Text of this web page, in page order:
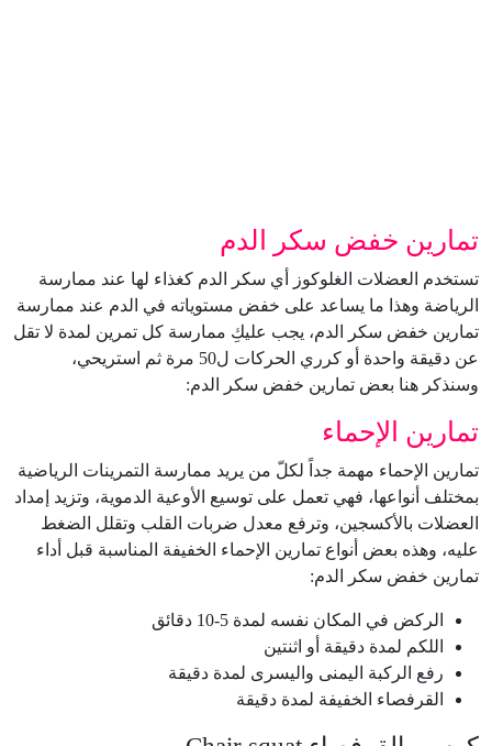
تمارين خفض سكر الدم
تستخدم العضلات الغلوكوز أي سكر الدم كغذاء لها عند ممارسة
الرياضة وهذا ما يساعد على خفض مستوياته في الدم عند ممارسة
تمارين خفض سكر الدم، يجب عليكِ ممارسة كل تمرين لمدة لا تقل
عن دقيقة واحدة أو كرري الحركات ل50 مرة ثم استريحي،
وسنذكر هنا بعض تمارين خفض سكر الدم:
تمارين الإحماء
تمارين الإحماء مهمة جداً لكلّ من يريد ممارسة التمرينات الرياضية
بمختلف أنواعها، فهي تعمل على توسيع الأوعية الدموية، وتزيد إمداد
العضلات بالأكسجين، وترفع معدل ضربات القلب وتقلل الضغط
عليه، وهذه بعض أنواع تمارين الإحماء الخفيفة المناسبة قبل أداء
تمارين خفض سكر الدم:
الركض في المكان نفسه لمدة 5-10 دقائق
اللكم لمدة دقيقة أو اثنتين
رفع الركبة اليمنى واليسرى لمدة دقيقة
القرفصاء الخفيفة لمدة دقيقة